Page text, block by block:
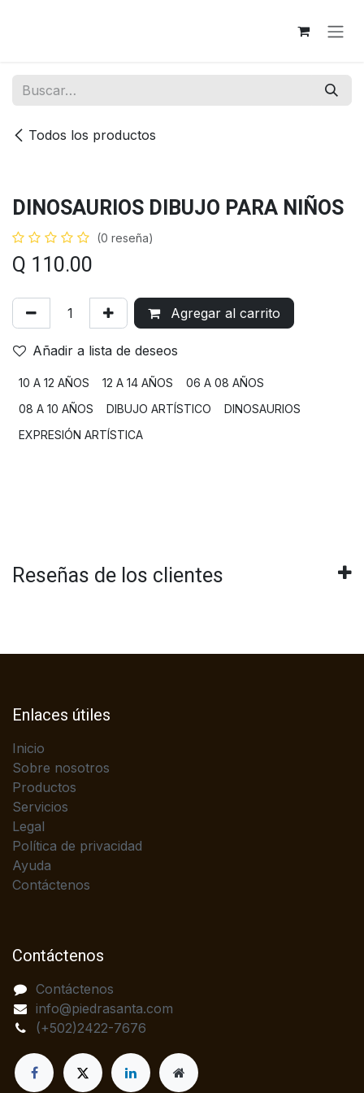
Todos los productos
DINOSAURIOS DIBUJO PARA NIÑOS
(0 reseña)
Q 110.00
Agregar al carrito
Añadir a lista de deseos
10 A 12 AÑOS 12 A 14 AÑOS
06 A 08 AÑOS
08 A 10 AÑOS
DIBUJO ARTÍSTICO
DINOSAURIOS
EXPRESIÓN ARTÍSTICA
Reseñas de los clientes
Enlaces útiles
Inicio
Sobre nosotros
Productos
Servicios
Legal
Política de privacidad
Ayuda
Contáctenos
Contáctenos
Contáctenos
info@piedrasanta.com
(+502)2422-7676